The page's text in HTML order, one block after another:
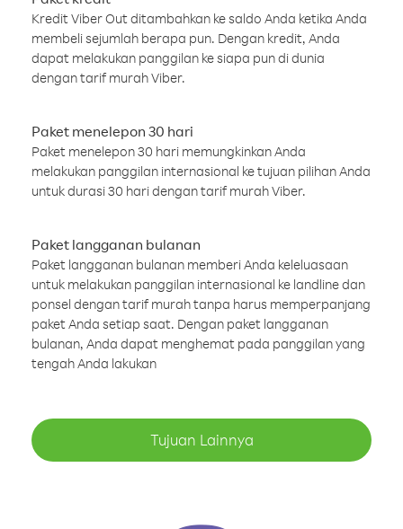
Kredit Viber Out ditambahkan ke saldo Anda ketika Anda
membeli sejumlah berapa pun. Dengan kredit, Anda
dapat melakukan panggilan ke siapa pun di dunia
dengan tarif murah Viber.
Paket menelepon 30 hari
Paket menelepon 30 hari memungkinkan Anda
melakukan panggilan internasional ke tujuan pilihan Anda
untuk durasi 30 hari dengan tarif murah Viber.
Paket langganan bulanan
Paket langganan bulanan memberi Anda keleluasaan
untuk melakukan panggilan internasional ke landline dan
ponsel dengan tarif murah tanpa harus memperpanjang
paket Anda setiap saat. Dengan paket langganan
bulanan, Anda dapat menghemat pada panggilan yang
tengah Anda lakukan
Tujuan Lainnya